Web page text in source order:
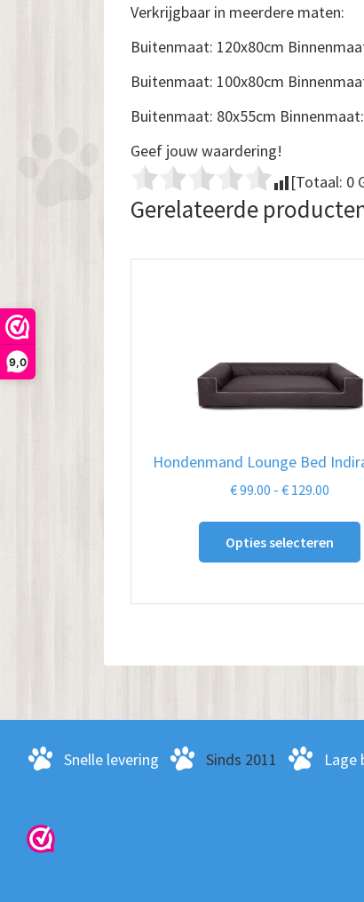
9,0
Verkrijgbaar in meerdere maten:
Buitenmaat: 120x80cm
Buitenmaat: 100x80cm
Buitenmaat: 80x55cm
Geef jouw waardering!
[Totaal: 0
Gerelateerde
Hondenmand Lounge Bed
€99.00 - € 129.00
€
Opties selecteren
Snelle levering Sinds 2011 Lage